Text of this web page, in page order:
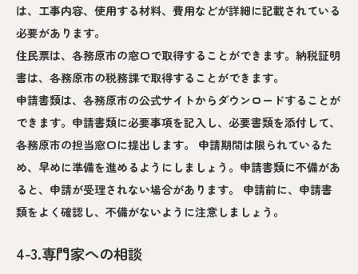
は、工事内容、使用する材料、費用などが詳細に記載されている
必要があります。
住民票は、各務原市の窓口で取得することができます。納税証明
書は、各務原市の税務課で取得することができます。
申請書類は、各務原市の公式サイトからダウンロードすることが
できます。申請書類に必要事項を記入し、必要書類を添付して、
各務原市の担当窓口に提出します。 申請期間は限られているた
め、早めに準備を進めるようにしましょう。申請書類に不備があ
ると、申請が受理されない場合があります。 申請前に、申請書
類をよく確認し、不備がないように注意しましょう。
4-3.専門家への相談